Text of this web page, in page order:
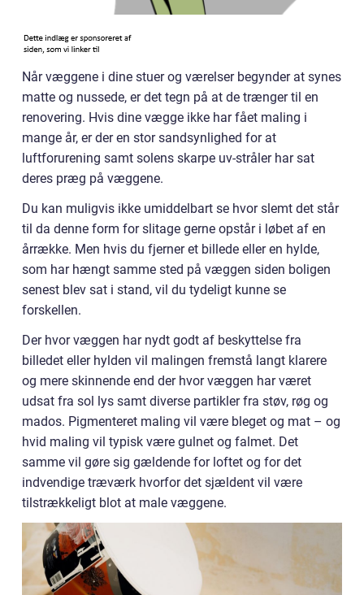
Når væggene i dine stuer og værelser begynder at synes
matte og nussede, er det tegn på at de trænger til en
renovering. Hvis dine vægge ikke har fået maling i
mange år, er der en stor sandsynlighed for at
luftforurening samt solens skarpe uv-stråler har sat
deres præg på væggene.
Du kan muligvis ikke umiddelbart se hvor slemt det står
til da denne form for slitage gerne opstår i løbet af en
årrække. Men hvis du fjerner et billede eller en hylde,
som har hængt samme sted på væggen siden boligen
senest blev sat i stand, vil du tydeligt kunne se
forskellen.
Der hvor væggen har nydt godt af beskyttelse fra
billedet eller hylden vil malingen fremstå langt klarere
og mere skinnende end der hvor væggen har været
udsat fra sol lys samt diverse partikler fra støv, røg og
mados. Pigmenteret maling vil være bleget og mat – og
hvid maling vil typisk være gulnet og falmet. Det
samme vil gøre sig gældende for loftet og for det
indvendige træværk hvorfor det sjældent vil være
tilstrækkeligt blot at male væggene.